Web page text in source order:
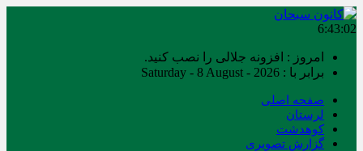
6:43:03
امروز : افزونه جلالی را نصب کنید.
برابر با : Saturday - 8 August - 2026
صفحه اصلی
لرستان
کوهدشت
گزارش تصویری